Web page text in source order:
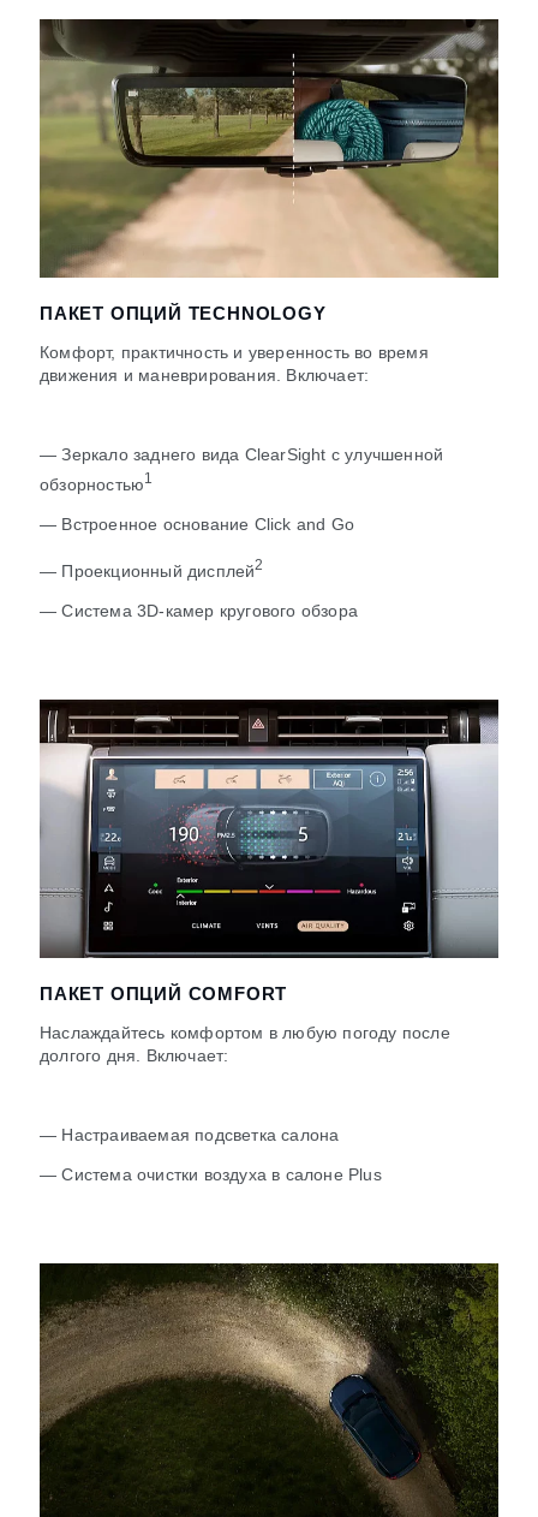
ПАКЕТ ОПЦИЙ TECHNOLOGY
Комфорт, практичность и уверенность во время
движения и маневрирования. Включает:
— Зеркало заднего вида ClearSight с улучшенной
обзорностью1
— Встроенное основание Click and Go
— Проекционный дисплей2
— Система 3D-камер кругового обзора
ПАКЕТ ОПЦИЙ COMFORT
Наслаждайтесь комфортом в любую погоду после
долгого дня. Включает:
— Настраиваемая подсветка салона
— Система очистки воздуха в салоне Plus